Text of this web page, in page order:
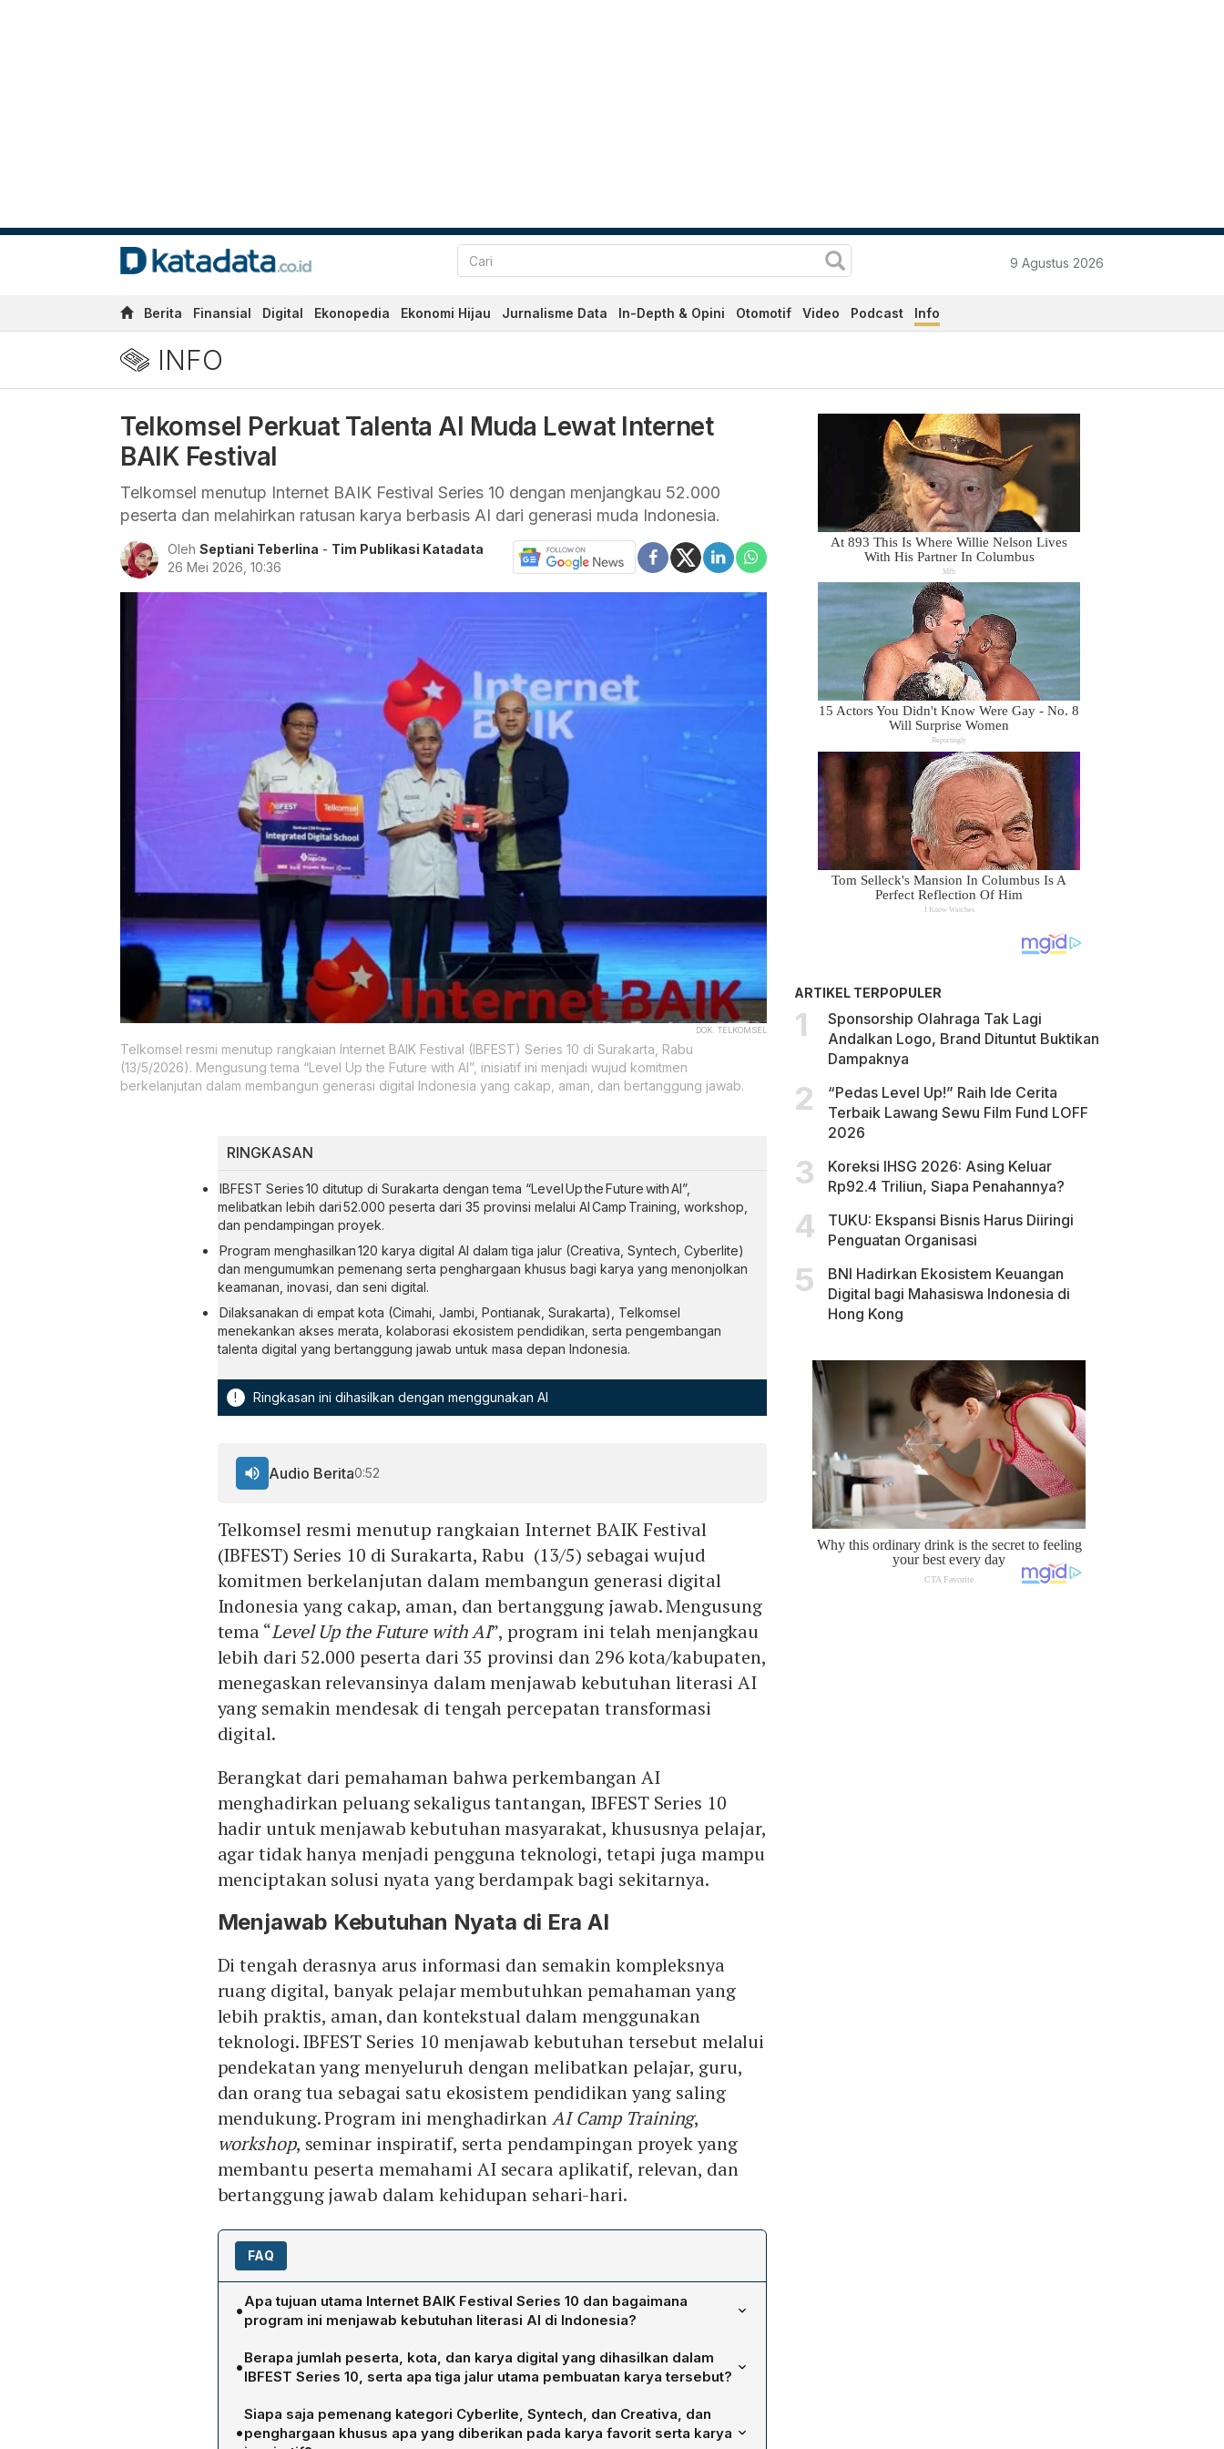
9 Agustus 2026
Berita Finansial Digital Ekonopedia Ekonomi Hijau Jurnalisme Data In-Depth & Opini Otomotif Video Podcast Info
INFO
Telkomsel Perkuat Talenta AI Muda Lewat Internet
BAIK Festival
Telkomsel menutup Internet BAIK Festival Series 10 dengan menjangkau 52.000
peserta dan melahirkan ratusan karya berbasis AI dari generasi muda Indonesia.
Oleh Septiani Teberlina - Tim Publikasi Katadata
26 Mei 2026, 10:36
DOK. TELKOMSEL
Telkomsel resmi menutup rangkaian Internet BAIK Festival (IBFEST) Series 10 di Surakarta, Rabu
(13/5/2026). Mengusung tema “Level Up the Future with AI”, inisiatif ini menjadi wujud komitmen
berkelanjutan dalam membangun generasi digital Indonesia yang cakap, aman, dan bertanggung jawab.
RINGKASAN
IBFEST Series 10 ditutup di Surakarta dengan tema “Level Up the Future with AI”,
melibatkan lebih dari 52.000 peserta dari 35 provinsi melalui AI Camp Training, workshop,
dan pendampingan proyek.
Program menghasilkan 120 karya digital AI dalam tiga jalur (Creativa, Syntech, Cyberlite)
dan mengumumkan pemenang serta penghargaan khusus bagi karya yang menonjolkan
keamanan, inovasi, dan seni digital.
Dilaksanakan di empat kota (Cimahi, Jambi, Pontianak, Surakarta), Telkomsel
menekankan akses merata, kolaborasi ekosistem pendidikan, serta pengembangan
talenta digital yang bertanggung jawab untuk masa depan Indonesia.
! Ringkasan ini dihasilkan dengan menggunakan AI
Audio Berita0:52
Telkomsel resmi menutup rangkaian Internet BAIK Festival
(IBFEST) Series 10 di Surakarta, Rabu (13/5) sebagai wujud
komitmen berkelanjutan dalam membangun generasi digital
Indonesia yang cakap, aman, dan bertanggung jawab. Mengusung
tema “Level Up the Future with AI”, program ini telah menjangkau
lebih dari 52.000 peserta dari 35 provinsi dan 296 kota/kabupaten,
menegaskan relevansinya dalam menjawab kebutuhan literasi AI
yang semakin mendesak di tengah percepatan transformasi
digital.
Berangkat dari pemahaman bahwa perkembangan AI
menghadirkan peluang sekaligus tantangan, IBFEST Series 10
hadir untuk menjawab kebutuhan masyarakat, khususnya pelajar,
agar tidak hanya menjadi pengguna teknologi, tetapi juga mampu
menciptakan solusi nyata yang berdampak bagi sekitarnya.
Menjawab Kebutuhan Nyata di Era AI
Di tengah derasnya arus informasi dan semakin kompleksnya
ruang digital, banyak pelajar membutuhkan pemahaman yang
lebih praktis, aman, dan kontekstual dalam menggunakan
teknologi. IBFEST Series 10 menjawab kebutuhan tersebut melalui
pendekatan yang menyeluruh dengan melibatkan pelajar, guru,
dan orang tua sebagai satu ekosistem pendidikan yang saling
mendukung. Program ini menghadirkanAI Camp Training,
workshop, seminar inspiratif, serta pendampingan proyek yang
membantu peserta memahami AI secara aplikatif, relevan, dan
bertanggung jawab dalam kehidupan sehari-hari.
FAQ
•Apa tujuan utama Internet BAIK Festival Series 10 dan bagaimana
program ini menjawab kebutuhan literasi AI di Indonesia?
Tujuan utama IBFEST Series 10 adalah membangun generasi digital Indonesia yang
cakap, aman, dan bertanggung jawab serta mampu menciptakan solusi berbasis AI
yang berdampak. Program ini menghadirkan AI Camp Training, workshop, seminar
inspiratif, dan pendampingan proyek yang memberikan pemahaman praktis, aman,
dan kontekstual bagi pelajar, guru, serta orang tua. Dengan menggabungkan akses,
•Berapa jumlah peserta, kota, dan karya digital yang dihasilkan dalam
IBFEST Series 10, serta apa tiga jalur utama pembuatan karya tersebut?
IBFEST Series 10 menjangkau lebih dari 52.000 peserta dari 35 provinsi dan 296
kota/kabupaten, dengan lebih dari 11.000 pendaftar yang berasal dari sekitar 300
sekolah. Program ini menghasilkan 120 karya digital berbasis AI yang dikategorikan
•
Siapa saja pemenang kategori Cyberlite, Syntech, dan Creativa, dan
penghargaan khusus apa yang diberikan pada karya favorit serta karya
ARTIKEL TERPOPULER
Sponsorship Olahraga Tak Lagi
Andalkan Logo, Brand Dituntut Buktikan
Dampaknya
“Pedas Level Up!” Raih Ide Cerita
Terbaik Lawang Sewu Film Fund LOFF
2026
Koreksi IHSG 2026: Asing Keluar
Rp92.4 Triliun, Siapa Penahannya?
TUKU: Ekspansi Bisnis Harus Diiringi
Penguatan Organisasi
BNI Hadirkan Ekosistem Keuangan
Digital bagi Mahasiswa Indonesia di
Hong Kong